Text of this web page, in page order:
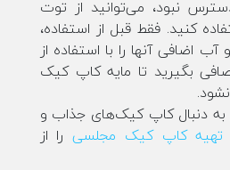
نبود، می‌توانید از توت
کنید. فقط قبل از استفاده،
آب اضافی آنها را با استفاده از
بگیرید تا مایه کاپ کیک
به دنبال کاپ کیک‌های جذاب و
تهیه کاپ کیک مجلسیرا از